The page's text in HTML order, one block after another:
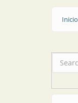
Inicio